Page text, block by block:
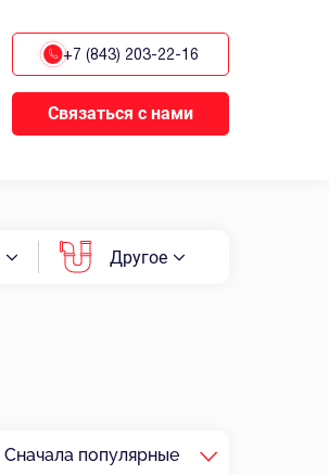
+7 (843) 203-22-16
Связаться с нами
Другое
Сначала популярные